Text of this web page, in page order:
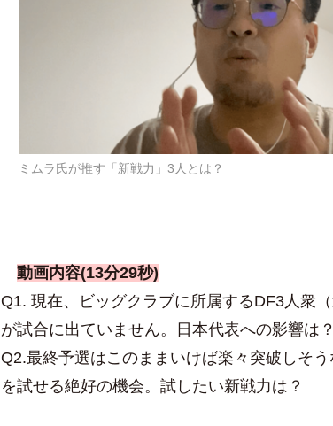
ミムラ氏が推す「新戦力」3人とは？
動画内容(13分29秒)
Q1. 現在、ビッグクラブに所属するDF3人衆
が試合に出ていません。日本代表への影響は？
Q2.最終予選はこのままいけば楽々突破しそ
を試せる絶好の機会。試したい新戦力は？